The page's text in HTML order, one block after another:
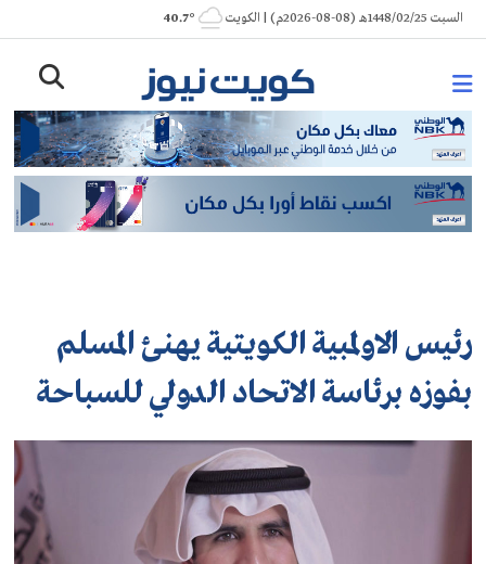
Skip
to
السبت 1448/02/25هـ (08-08-2026م) | الكويت ° 40.7
رئيس الاولمبية الكويتية يهنئ المسلم
بفوزه برئاسة الاتحاد الدولي للسباحة